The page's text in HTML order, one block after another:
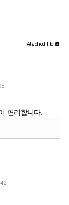
Attached file
편리합니다.